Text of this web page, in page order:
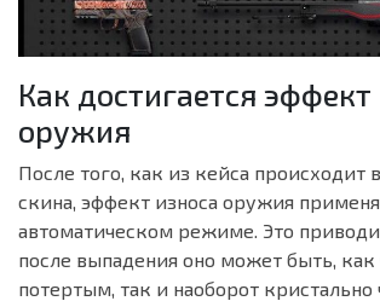
Как достигается эффект
оружия
После того, как из кейса происходит
скина, эффект износа оружия
автоматическом режиме. Это
после выпадения оно может быть,
потертым, так и наоборот кристально